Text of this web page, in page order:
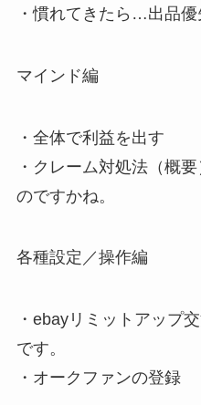
・慣れてきたら…出品優
マインド編
・全体で利益を出す
・クレーム対処法（概要
のですかね。
各種設定／操作編
・ebayリミットアップ
です。
・オークファンの登録